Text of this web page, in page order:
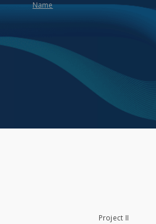
Name
Project II